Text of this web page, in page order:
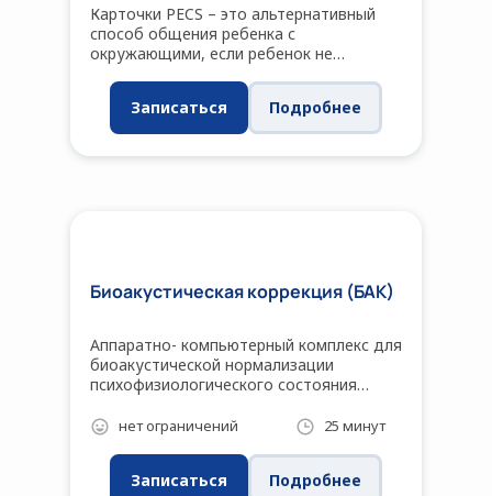
Карточки PECS – это альтернативный
способ общения ребенка с
окружающими, если ребенок не
Записаться
Подробнее
Биоакустическая коррекция (БАК)
Аппаратно- компьютерный комплекс для
биоакустической нормализации
психофизиологического состояния
нейрофизиологами Института
Российской академии медицинских наук
(РАМН) в Санкт-Петербурге.
нет ограничений 25 минут
Записаться Подробнее